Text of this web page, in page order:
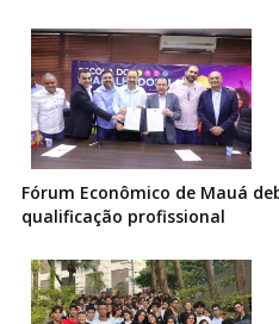
Fórum Econômico de Mauá
qualificação profissional